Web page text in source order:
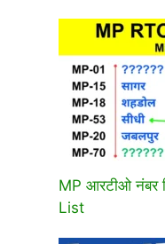
MP आरटीओ नंबर
List